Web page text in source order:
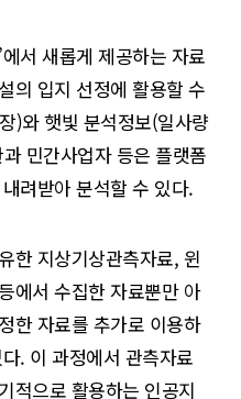
서 새롭게 제공하는 자료
의 입지 선정에 활용할 수
)와 햇빛 분석정보(일사량
민간사업자 등은 플랫폼
려받아 분석할 수 있다.
한 지상기상관측자료, 윈
에서 수집한 자료뿐만 아
한 자료를 추가로 이용하
. 이 과정에서 관측자료
적으로 활용하는 인공지